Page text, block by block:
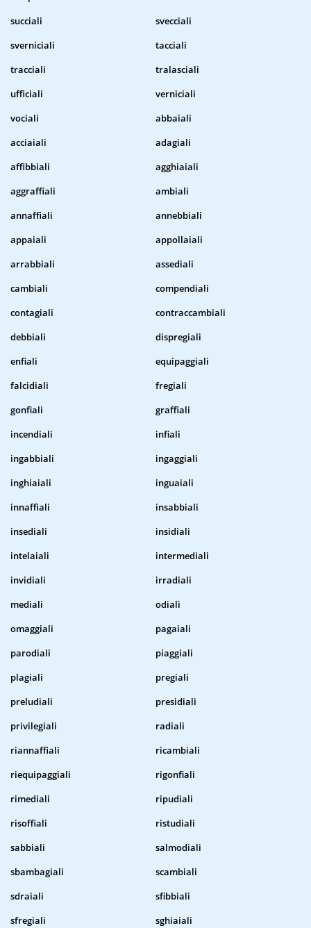
succiali
svecciali
sverniciali
tacciali
tracciali
tralasciali
ufficiali
verniciali
vociali
abbaiali
acciaiali
adagiali
affibbiali
agghiaiali
aggraffiali
ambiali
annaffiali
annebbiali
appaiali
appollaiali
arrabbiali
assediali
cambiali
compendiali
contagiali
contraccambiali
debbiali
dispregiali
enfiali
equipaggiali
falcidiali
fregiali
gonfiali
graffiali
incendiali
infiali
ingabbiali
ingaggiali
inghiaiali
inguaiali
innaffiali
insabbiali
insediali
insidiali
intelaiali
intermediali
invidiali
irradiali
mediali
odiali
omaggiali
pagaiali
parodiali
piaggiali
plagiali
pregiali
preludiali
presidiali
privilegiali
radiali
riannaffiali
ricambiali
riequipaggiali
rigonfiali
rimediali
ripudiali
risoffiali
ristudiali
sabbiali
salmodiali
sbambagiali
scambiali
sdraiali
sfibbiali
sfregiali
sghiaiali